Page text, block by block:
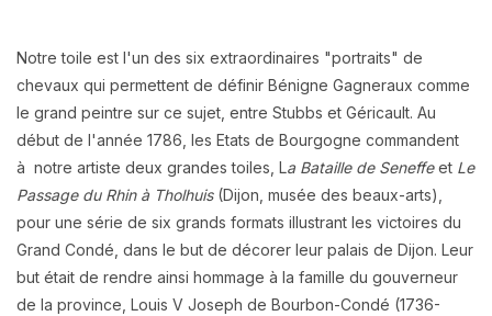
Notre toile est l'un des six extraordinaires "portraits" de
chevaux qui permettent de définir Bénigne Gagneraux comme
le grand peintre sur ce sujet, entre Stubbs et Géricault. Au
début de l'année 1786, les Etats de Bourgogne commandent
à notre artiste deux grandes toiles, La Bataille de Seneffeet Le
Passage du Rhin à Tholhuis (Dijon, musée des beaux-arts),
pour une série de six grands formats illustrant les victoires du
Grand Condé, dans le but de décorer leur palais de Dijon. Leur
but était de rendre ainsi hommage à la famille du gouverneur
de la province, Louis V Joseph de Bourbon-Condé (1736-